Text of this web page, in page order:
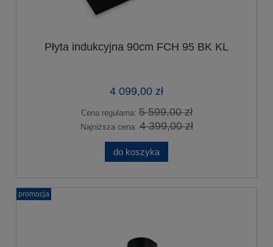
Płyta indukcyjna 90cm FCH 95 BK KL
4 099,00 zł
Cena regularna:5 599,00 zł
Najniższa cena:4 399,00 zł
do koszyka
promocja